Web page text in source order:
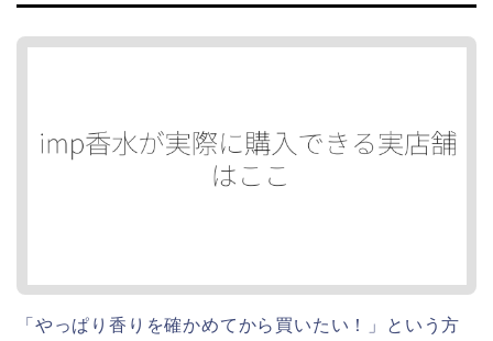
「やっぱり香りを確かめてから買いたい！」という方